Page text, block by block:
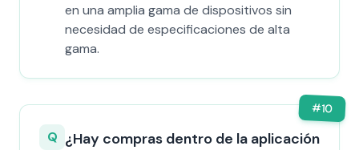
en una amplia gama de dispositivos sin
necesidad de especificaciones de alta
gama.
#10
Q ¿Hay compras dentro de la aplicación